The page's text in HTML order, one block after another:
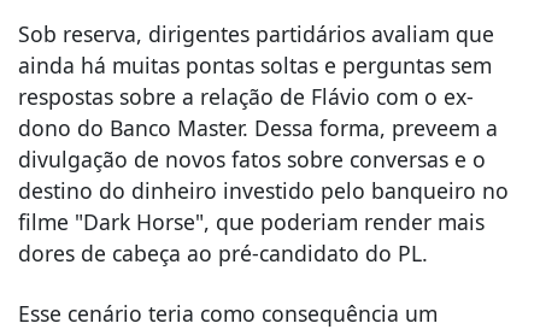
Sob reserva, dirigentes partidários avaliam que
ainda há muitas pontas soltas e perguntas sem
respostas sobre a relação de Flávio com o ex-
dono do Banco Master. Dessa forma, preveem a
divulgação de novos fatos sobre conversas e o
destino do dinheiro investido pelo banqueiro no
filme "Dark Horse", que poderiam render mais
dores de cabeça ao pré-candidato do PL.
Esse cenário teria como consequência um